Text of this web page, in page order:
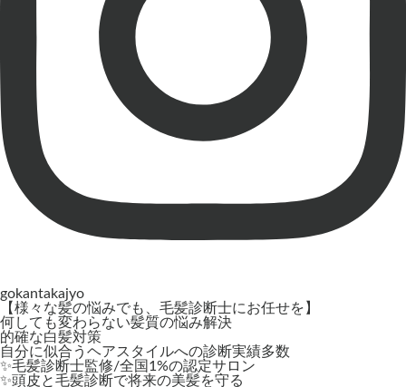
gokantakajyo
【様々な髪の悩みでも、毛髪診断士にお任せを】
何しても変わらない髪質の悩み解決
的確な白髪対策
自分に似合うヘアスタイルへの診断実績多数
✨毛髪診断士監修/全国1%の認定サロン
✨頭皮と毛髪診断で将来の美髪を守る